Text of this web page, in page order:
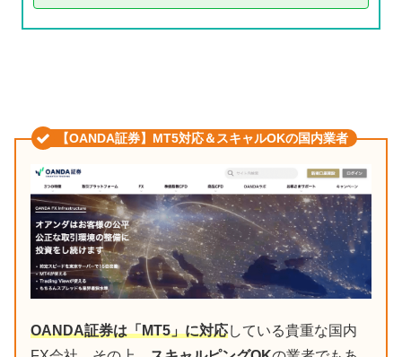
【OANDA証券】MT5対応＆スキャルOKの国内業者
OANDA証券は「MT5」に対応している貴重な国内